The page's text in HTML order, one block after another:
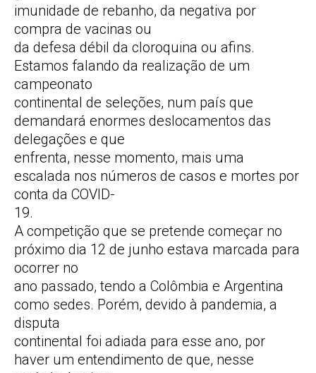
imunidade de rebanho, da negativa por
compra de vacinas ou
da defesa débil da cloroquina ou afins.
Estamos falando da realização de um
campeonato
continental de seleções, num país que
demandará enormes deslocamentos das
delegações e que
enfrenta, nesse momento, mais uma
escalada nos números de casos e mortes por
conta da COVID-
19.
A competição que se pretende começar no
próximo dia 12 de junho estava marcada para
ocorrer no
ano passado, tendo a Colômbia e Argentina
como sedes. Porém, devido à pandemia, a
disputa
continental foi adiada para esse ano, por
haver um entendimento de que, nesse